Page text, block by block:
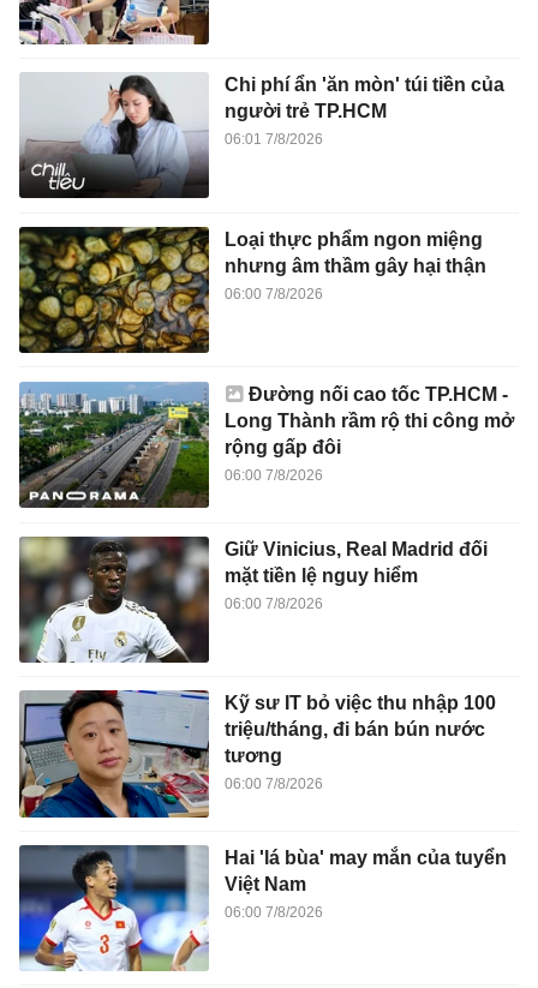
Chi phí ẩn 'ăn mòn' túi tiền của
người trẻ TP.HCM
06:01 7/8/2026
Loại thực phẩm ngon miệng
nhưng âm thầm gây hại thận
06:00 7/8/2026
Đường nối cao tốc TP.HCM -
Long Thành rầm rộ thi công mở
rộng gấp đôi
06:00 7/8/2026
Giữ Vinicius, Real Madrid đối
mặt tiền lệ nguy hiểm
06:00 7/8/2026
Kỹ sư IT bỏ việc thu nhập 100
triệu/tháng, đi bán bún nước
tương
06:00 7/8/2026
Hai 'lá bùa' may mắn của tuyển
Việt Nam
06:00 7/8/2026